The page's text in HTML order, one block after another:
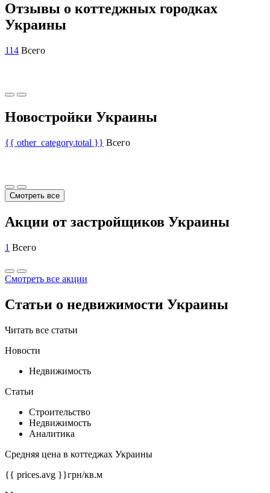
Отзывы о коттеджных городках
Украины
114 Всего
Новостройки Украины
{{ other_category.total }} Всего
Смотреть все
Акции от застройщиков Украины
1 Всего
Смотреть все акции
Статьи о недвижимости Украины
Читать все статьи
Новости
Недвижимость
Статьи
Строительство
Недвижимость
Аналитика
Средняя цена в коттеджах Украины
{{ prices.avg }}грн/кв.м